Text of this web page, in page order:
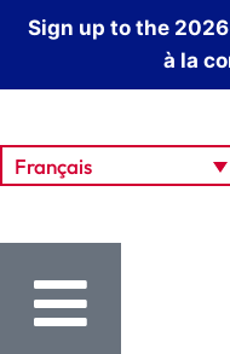
Sign up to the
à la
Français